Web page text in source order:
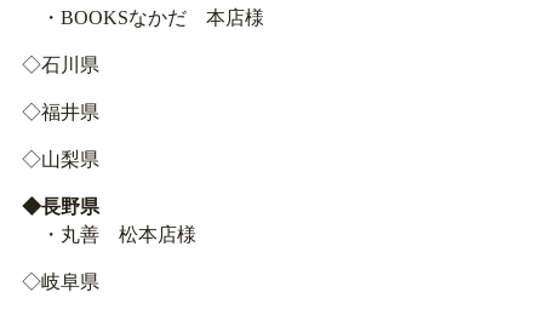
・BOOKSなかだ 本店様
◇石川県
◇福井県
◇山梨県
◆長野県
・丸善 松本店様
◇岐阜県